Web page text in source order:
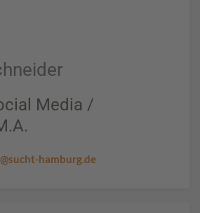
Media /
hamburg.de